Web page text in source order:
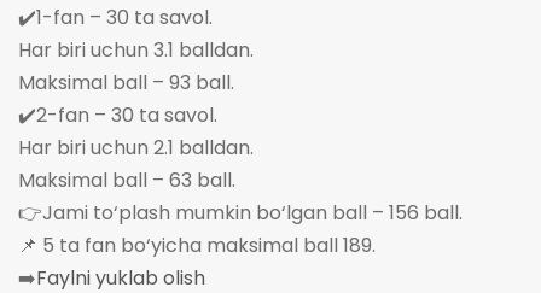
✔️1-fan – 30 ta savol.
Har biri uchun 3.1 balldan.
Maksimal ball – 93 ball.
✔️2-fan – 30 ta savol.
Har biri uchun 2.1 balldan.
Maksimal ball – 63 ball.
👉Jami to‘plash mumkin bo‘lgan ball – 156 ball.
📌 5 ta fan bo‘yicha maksimal ball 189.
➡️Faylni yuklab olish